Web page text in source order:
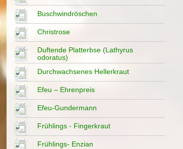
Buschwindröschen
Christrose
Duftende Platterbse (Lathyrus
odoratus)
Durchwachsenes Hellerkraut
Efeu – Ehrenpreis
Efeu-Gundermann
Frühlings - Fingerkraut
Frühlings- Enzian